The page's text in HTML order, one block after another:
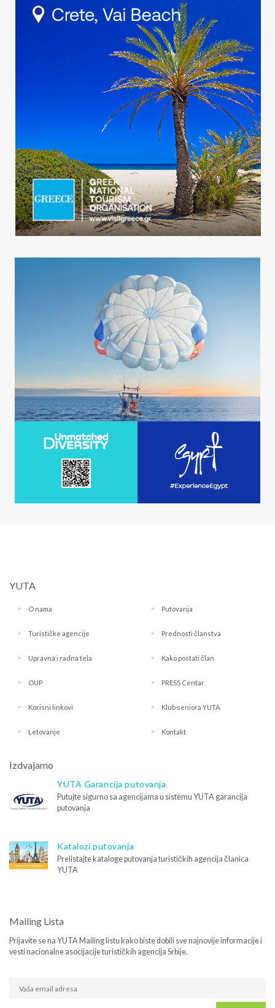
YUTA
O nama Putovanja
Turističke agencije Prednosti članstva
Upravna i radna tela Kako postati član
OUP PRESS Centar
Korisni linkovi Klub seniora YUTA
Letovanje Kontakt
Izdvajamo
YUTA Garancija putovanja
Putujte sigurno sa agencijama u sistemu YUTA garancija
putovanja
Katalozi putovanja
Prelistajte kataloge putovanja turističkih agencija članica
YUTA
Mailing Lista
Prijavite se na YUTA Mailing listu kako biste dobili sve najnovije informacije i
vesti nacionalne asocijacije turističkih agencija Srbije.